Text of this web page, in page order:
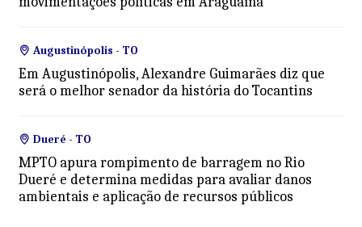
Augustinópolis - TO
Em Augustinópolis, Alexandre Guimarães diz que
será o melhor senador da história do Tocantins
Dueré - TO
MPTO apura rompimento de barragem no Rio
Dueré e determina medidas para avaliar danos
ambientais e aplicação de recursos públicos